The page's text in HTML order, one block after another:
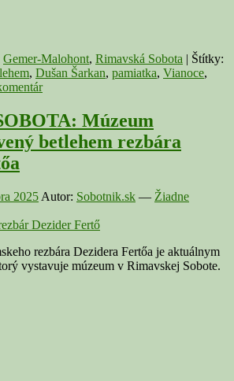
Gemer-Malohont, Rimavská Sobota | Štítky:
, Dušan Šarkan, pamiatka, Vianoce,
Múzeum
betlehem rezbára
2025 Autor: Sobotnik.sk — Žiadne
rezbára Dezidera Fertőa je aktuálnym
vystavuje múzeum v Rimavskej Sobote.